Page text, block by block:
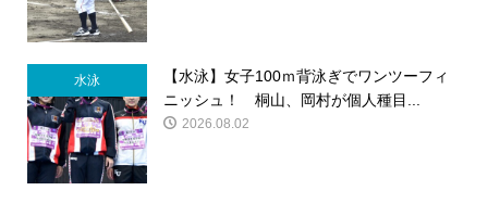
水泳
【水泳】女子100ｍ背泳ぎでワンツーフィ
ニッシュ！ 桐山、岡村が個人種目...
2026.08.02